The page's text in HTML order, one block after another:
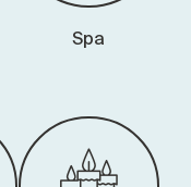
Spa